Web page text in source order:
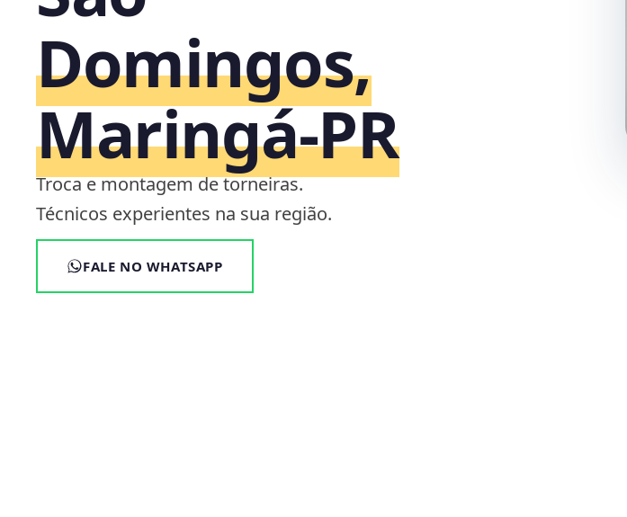
Domingos,
Maringá‑PR
Troca e montagem de torneiras.
Técnicos experientes na sua região.
FALE NO WHATSAPP